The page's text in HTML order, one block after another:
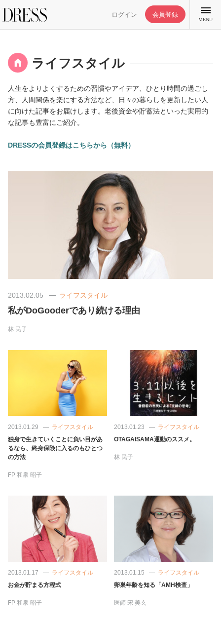
ログイン 会員登録
MENU
特集記事
DRESS部活
恋愛/結婚/離婚
美容/健康
ワークスタイル
妊娠/出産/家族
トラベル
カルチャー/エンタメ
占い
性と愛
ゲーム
ライフスタイル
人生をよりよくするための習慣やアイデア、ひとり時間の過ごし
方、人間関係を楽にする方法など、日々の暮らしを更新したい人
に向けた記事をお届けします。老後資金や貯蓄法といった実用的
な記事も豊富にご紹介。
DRESSの会員登録はこちらから（無料）
2013.02.05 ライフスタイル
私がDoGooderであり続ける理由
林 民子
2013.01.29
ライフスタイル
独身で生きていくことに負い目があ
るなら、終身保険に入るのもひとつ
の方法
FP 和泉 昭子
2013.01.23
ライフスタイル
OTAGAISAMA運動のススメ。
林 民子
2013.01.17
ライフスタイル
お金が貯まる方程式
FP 和泉 昭子
2013.01.15
ライフスタイル
卵巣年齢を知る「AMH検査」
医師 宋 美玄